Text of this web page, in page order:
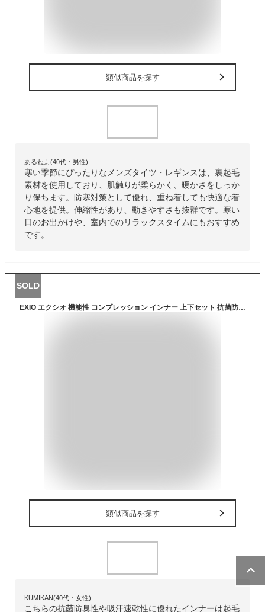
類似商品を探す
あるねよ(40代・男性)
寒い季節にぴったりなメンズタイツ・レギンスは、裏起毛
素材を使用しており、肌触りが柔らかく、暖かさをしっか
り保ちます。防寒対策として優れ、重ね着しても快適な着
心地を提供。伸縮性があり、動きやすさも抜群です。寒い
日のお出かけや、室内でのリラックスタイムにもおすすめ
です。
SOLD
EXIO エクシオ 機能性 コンプレッション インナー 上下セット 抗菌防臭 吸汗速乾 ストレッチ プレミアム起毛 シャツ 長袖 ハイネック/丸首 タイツ 前閉じ/前開き メンズ M-2XL 全8種 冬 W-H-SET 送料無料
類似商品を探す
KUMIKAN(40代・女性)
こちらの抗菌防臭性や吸汗速乾性に優れたインナーは起毛